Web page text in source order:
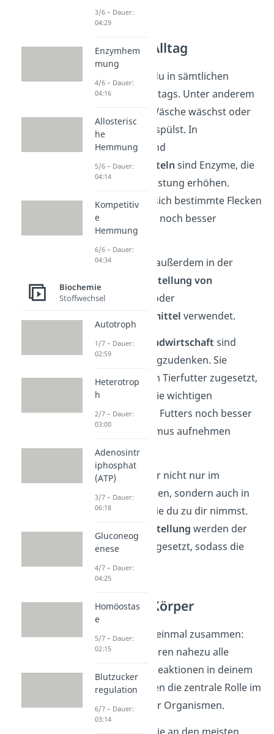
Enzyme im Alltag
Enzyme findest du in sämtlichen
Bereichen des Alltags. Unter anderem
wenn du deine Wäsche wäschst oder
dein Geschirr abspülst. In
Waschmitteln
und
Geschirrspülmitteln sind Enzyme, die
die Reinigungsleistung erhöhen.
Dadurch lassen sich bestimmte Flecken
oder Speisereste noch besser
entfernen.
Enzyme werden außerdem in der
Herstellung von
Medikamenten
oder
Insektenschutzmittel verwendet.
Auch aus der
Landwirtschaft sind
Enzyme nicht wegzudenken. Sie
werden dort dem Tierfutter zugesetzt,
damit die Tiere die wichtigen
Inhaltsstoffe des Futters noch besser
in ihren Organismus aufnehmen
können.
Enzyme sind aber nicht nur im
Tierfutter zu finden, sondern auch in
Lebensmitteln, die du zu dir nimmst.
Bei der
Käseherstellung werden der
Milch Enzyme zugesetzt, sodass die
Milch fest wird.
Enzyme im Körper
Fassen wir noch einmal zusammen:
Enzyme katalysieren nahezu alle
biochemischen Reaktionen in deinem
Körper. Sie spielen die zentrale Rolle im
Stoffwechsel aller Organismen.
3/6 – Dauer:
04:29
Enzymhem
mung
4/6 – Dauer:
04:16
Allosterisc
he
Hemmung
5/6 – Dauer:
04:14
Kompetitiv
e
Hemmung
6/6 – Dauer:
04:34
Biochemie
Stoffwechsel
Autotroph
1/7 – Dauer:
02:59
Heterotrop
h
2/7 – Dauer:
03:00
Adenosintr
iphosphat
(ATP)
3/7 – Dauer:
06:18
Gluconeog
enese
4/7 – Dauer:
04:25
Homöostas
e
5/7 – Dauer:
02:15
Blutzucker
regulation
6/7 – Dauer:
03:14